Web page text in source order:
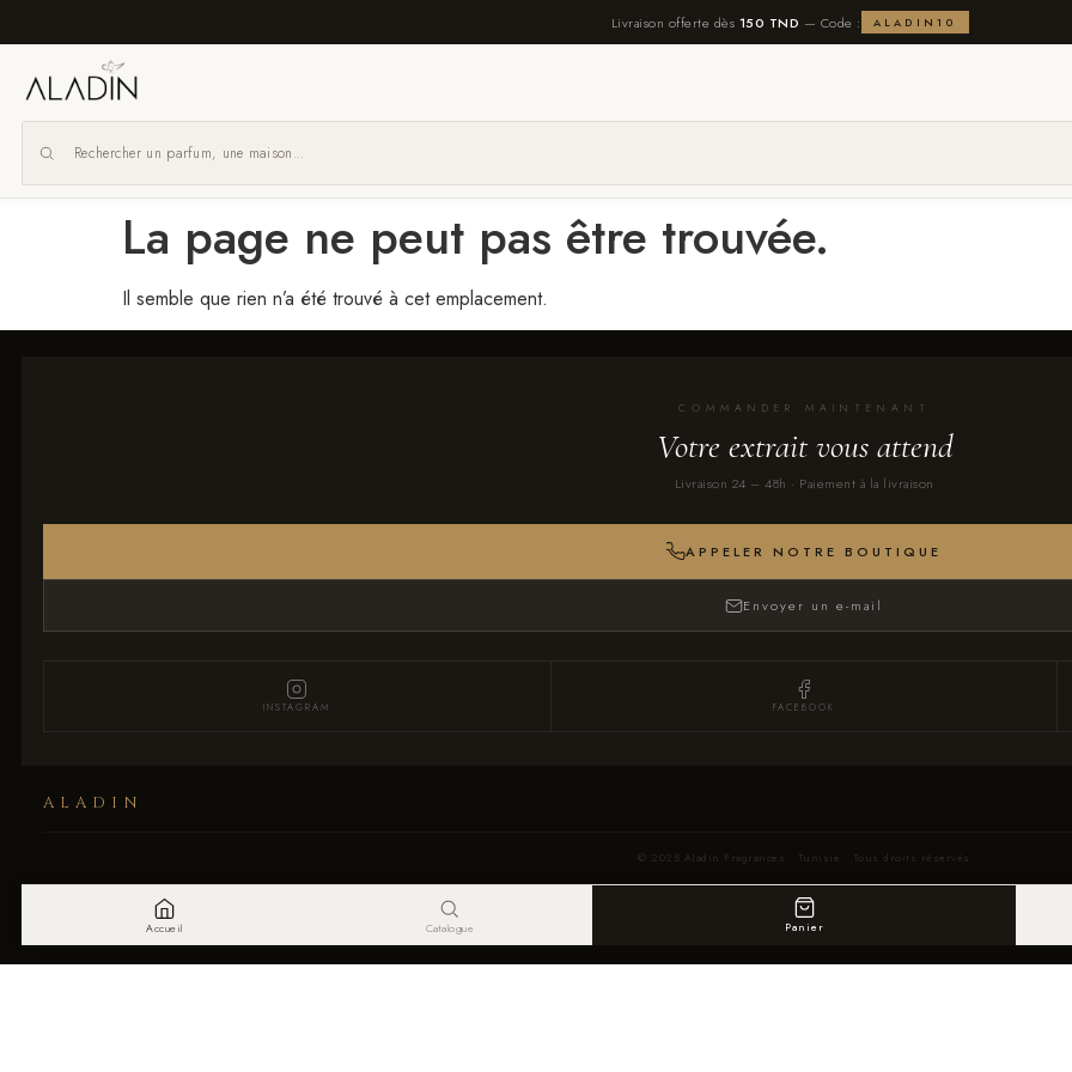
au
contenu
Livraison offerte dès 150 TND — Code : ALADIN10
La page ne peut pas être trouvée.
Il semble que rien n’a été trouvé à cet emplacement.
COMMANDER MAINTENANT
Votre extrait vous attend
Livraison 24 – 48h · Paiement à la livraison
APPELER NOTRE BOUTIQUE
Envoyer un e-mail
INSTAGRAM FACEBOOK
ALADIN
© 2025 Aladin Fragrances · Tunisie · Tous droits réservés
Accueil Catalogue Panier